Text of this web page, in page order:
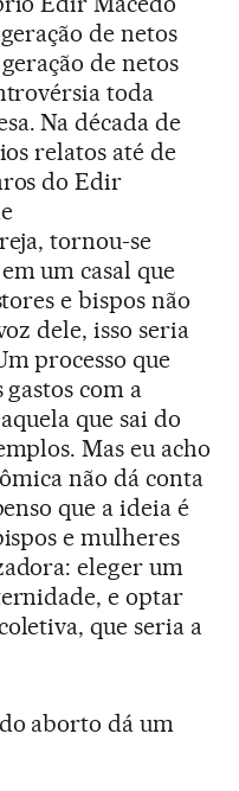
de netos
de netos
toda
Na década de
relatos até de
do Edir
tornou-se
um casal que
e bispos não
dele, isso seria
processo que
com a
que sai do
Mas eu acho
não dá conta
que a ideia é
e mulheres
eleger um
e optar
que seria a
aborto dá um